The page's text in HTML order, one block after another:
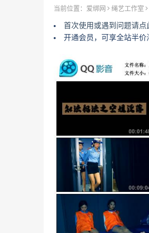
当前位置： 爱绑网 绳艺工作室
首次使用或遇到问题请点
开通会员，可享全站半价